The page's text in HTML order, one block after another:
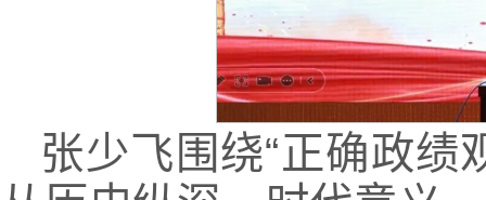
张少飞围绕“正确政绩